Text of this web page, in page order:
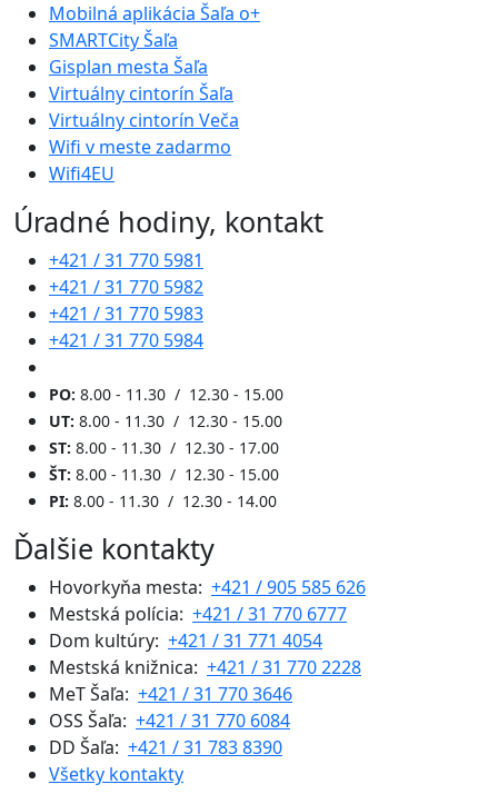
Mobilná aplikácia Šaľa o+
SMARTCity Šaľa
Gisplan mesta Šaľa
Virtuálny cintorín Šaľa
Virtuálny cintorín Veča
Wifi v meste zadarmo
Wifi4EU
Úradné hodiny, kontakt
+421 / 31 770 5981
+421 / 31 770 5982
+421 / 31 770 5983
+421 / 31 770 5984
PO: 8.00 - 11.30 / 12.30 - 15.00
UT: 8.00 - 11.30 / 12.30 - 15.00
ST: 8.00 - 11.30 / 12.30 - 17.00
ŠT: 8.00 - 11.30 / 12.30 - 15.00
PI: 8.00 - 11.30 / 12.30 - 14.00
Ďalšie kontakty
Hovorkyňa mesta: +421 / 905 585 626
Mestská polícia: +421 / 31 770 6777
Dom kultúry: +421 / 31 771 4054
Mestská knižnica: +421 / 31 770 2228
MeT Šaľa: +421 / 31 770 3646
OSS Šaľa: +421 / 31 770 6084
DD Šaľa: +421 / 31 783 8390
Všetky kontakty